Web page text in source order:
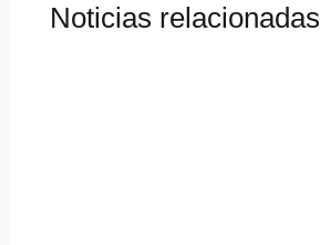
Noticias relacionadas